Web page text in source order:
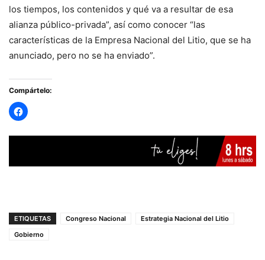
los tiempos, los contenidos y qué va a resultar de esa
alianza público-privada”, así como conocer “las
características de la Empresa Nacional del Litio, que se ha
anunciado, pero no se ha enviado”.
Compártelo:
ETIQUETAS Congreso Nacional
Estrategia Nacional del Litio
Gobierno